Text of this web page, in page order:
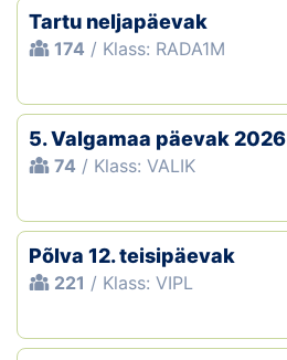
Tartu neljapäevak
174 / Klass: RADA1M
5. Valgamaa päevak 2026
74 / Klass: VALIK
Põlva 12. teisipäevak
221 / Klass: VIPL